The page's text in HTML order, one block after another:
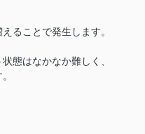
ることで発生します。
態はなかなか難しく、